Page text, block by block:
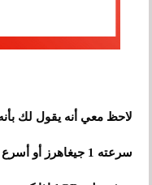
لاحظ معي أنه يقول لك
سرعته 1 جيغاهرز